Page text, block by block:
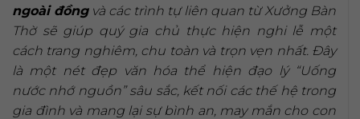
ngoài đồngvà các trình tự liên quan từ Xưởng Bàn
Thờ sẽ giúp quý gia chủ thực hiện nghi lễ một
cách trang nghiêm, chu toàn và trọn vẹn nhất. Đây
là một nét đẹp văn hóa thể hiện đạo lý “Uống
nước nhớ nguồn” sâu sắc, kết nối các thế hệ trong
gia đình và mang lại sự bình an, may mắn cho con